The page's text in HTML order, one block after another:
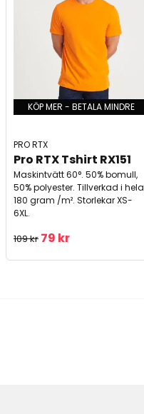
KÖP MER - BETALA MINDRE
PRO RTX
Pro RTX Tshirt RX151
Maskintvätt 60°. 50% bomull,
50% polyester. Tillverkad i hela
180 gram /m². Storlekar XS-
6XL.
109 kr 79 kr